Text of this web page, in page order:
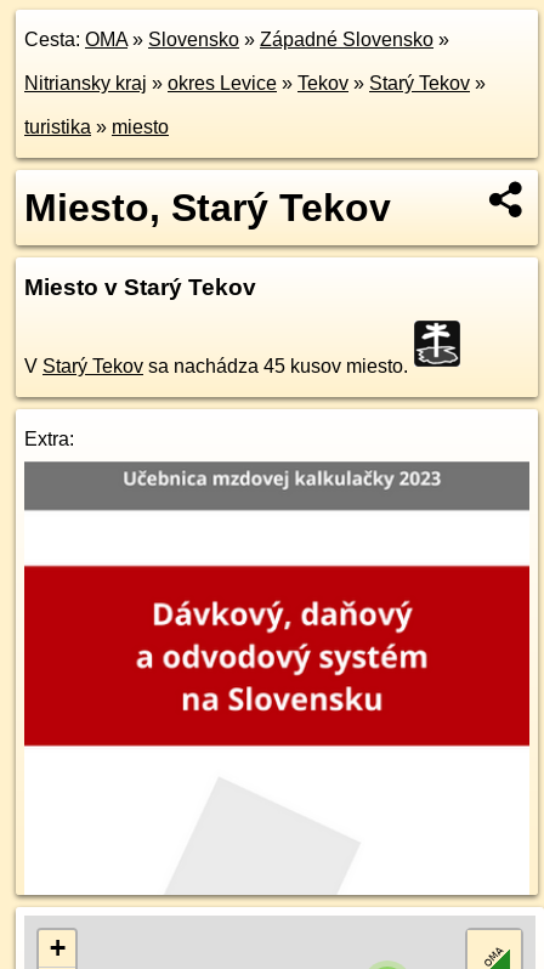
Cesta: OMA» Slovensko » Západné Slovensko »
Nitriansky kraj » okres Levice » Tekov » Starý Tekov »
turistika » miesto
Miesto, Starý Tekov
Miesto v Starý Tekov
V Starý Tekov sa nachádza 45 kusov miesto.
Extra:
+